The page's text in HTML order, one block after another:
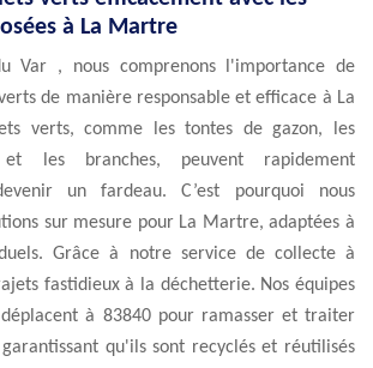
à La Martre
Var , nous comprenons l'importance de
de manière responsable et efficace à La
verts, comme les tontes de gazon, les
les branches, peuvent rapidement
un fardeau. C’est pourquoi nous
sur mesure pour La Martre, adaptées à
Grâce à notre service de collecte à
fastidieux à la déchetterie. Nos équipes
à 83840 pour ramasser et traiter
qu'ils sont recyclés et réutilisés